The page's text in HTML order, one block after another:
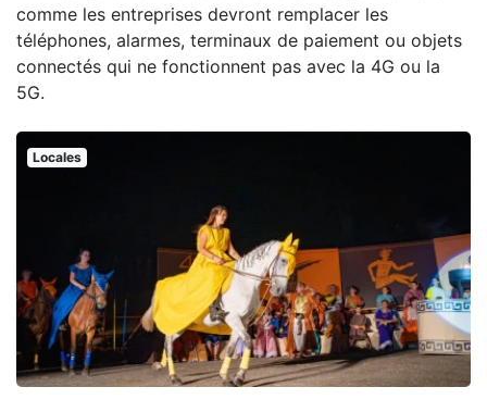
comme les entreprises devront remplacer les
téléphones, alarmes, terminaux de paiement ou objets
connectés qui ne fonctionnent pas avec la 4G ou la
5G.
Locales